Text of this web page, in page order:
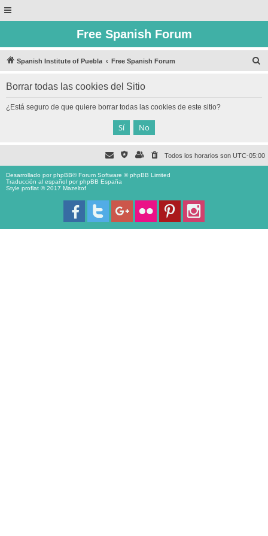
Free Spanish Forum
Spanish Institute of Puebla Free Spanish Forum
Borrar todas las cookies del Sitio
¿Está seguro de que quiere borrar todas las cookies de este sitio?
Todos los horarios son UTC-05:00
Desarrollado porphpBB® Forum Software © phpBB Limited
Traducción al español porphpBB España
Style proflat © 2017 Mazeltof